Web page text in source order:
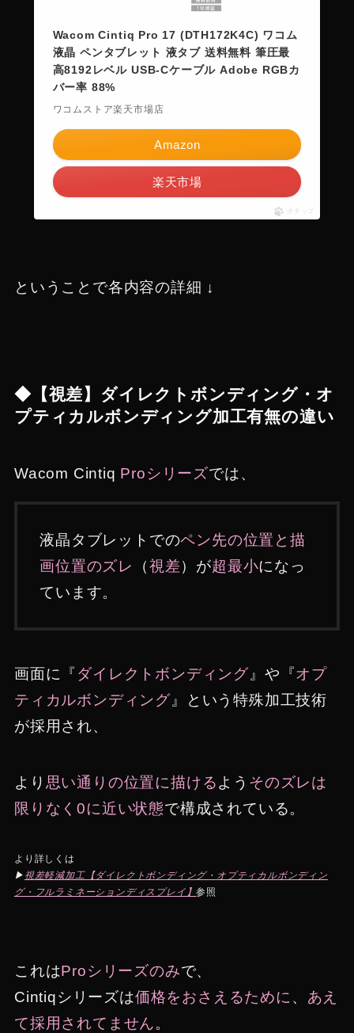
Wacom Cintiq Pro 17 (DTH172K4C) ワコム
液晶 ペンタブレット 液タブ 送料無料 筆圧最
高8192レベル USB-Cケーブル Adobe RGBカ
バー率 88%
ワコムストア楽天市場店
Amazon
楽天市場
ポチップ
ということで各内容の詳細 ↓
◆【視差】ダイレクトボンディング・オ
プティカルボンディング加工有無の違い
Wacom Cintiq Proシリーズでは、
液晶タブレットでのペン先の位置と描
画位置のズレ
（視差）が超最小になっ
ています。
画面に『 ダイレクトボンディング 』や『オプ
ティカルボンディング 』という特殊加工技術
が採用され、
より 思い通りの位置に描けるよう そのズレは
限りなく0に近い状態で構成されている。
より詳しくは
▶ 視差軽減加工【ダイレクトボンディング・オプティカルボンディン
グ・フルラミネーションディスプレイ】参照
これはProシリーズのみで、
Cintiqシリーズは価格をおさえるために、 あえ
て採用されてません。